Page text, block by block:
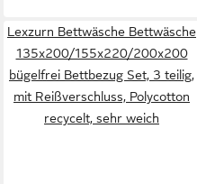
Lexzurn Bettwäsche Bettwäsche
135x200/155x220/200x200
bügelfrei Bettbezug Set, 3 teilig,
mit Reißverschluss, Polycotton
recycelt, sehr weich